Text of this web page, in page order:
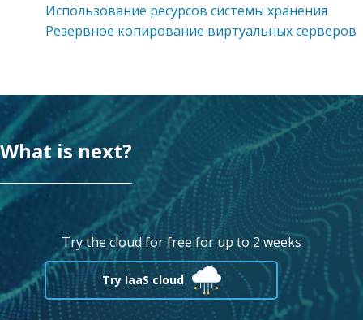
Использование ресурсов системы хранения
Резервное копирование виртуальных серверов
What is next?
Try the cloud for free for up to 2 weeks
Try IaaS cloud